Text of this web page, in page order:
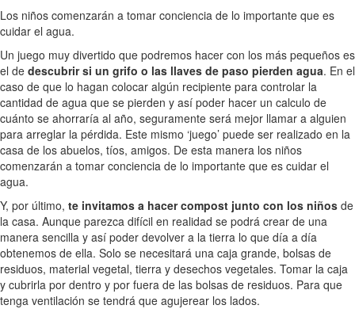
Los niños comenzarán a tomar conciencia de lo importante que es
cuidar el agua.
Un juego muy divertido que podremos hacer con los más pequeños es
el de descubrir si un grifo o las llaves de paso pierden agua. En el
caso de que lo hagan colocar algún recipiente para controlar la
cantidad de agua que se pierden y así poder hacer un calculo de
cuánto se ahorraría al año, seguramente será mejor llamar a alguien
para arreglar la pérdida. Este mismo ‘juego’ puede ser realizado en la
casa de los abuelos, tíos, amigos. De esta manera los niños
comenzarán a tomar conciencia de lo importante que es cuidar el
agua.
Y, por último, te invitamos a hacer compost junto con los niños de
la casa. Aunque parezca difícil en realidad se podrá crear de una
manera sencilla y así poder devolver a la tierra lo que día a día
obtenemos de ella. Solo se necesitará una caja grande, bolsas de
residuos, material vegetal, tierra y desechos vegetales. Tomar la caja
y cubrirla por dentro y por fuera de las bolsas de residuos. Para que
tenga ventilación se tendrá que agujerear los lados.